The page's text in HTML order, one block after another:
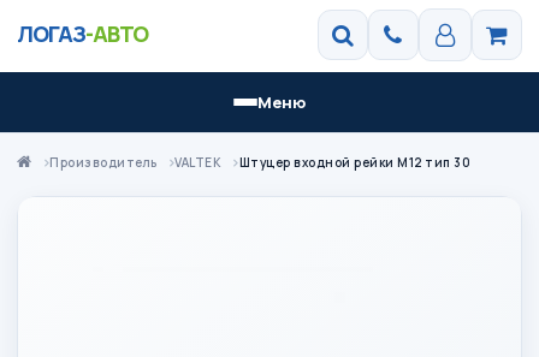
ЛОГАЗ-АВТО
Меню
Производитель VALTEK Штуцер входной рейки М12 тип 30